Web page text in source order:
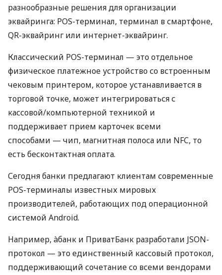
разнообразные решения для организации
эквайринга: POS-терминал, терминал в смартфоне,
QR-эквайринг или интернет-эквайринг.
Классический POS-терминал — это отдельное
физическое платежное устройство со встроенным
чековым принтером, которое устанавливается в
торговой точке, может интегрироваться с
кассовой/компьютерной техникой и
поддерживает прием карточек всеми
способами — чип, магнитная полоса или NFC, то
есть бесконтактная оплата.
Сегодня банки предлагают клиентам современные
POS-терминалы известных мировых
производителей, работающих под операционной
системой Android.
Например, àбанк и ПриватБанк разработали JSON-
протокол — это единственный кассовый протокол,
поддерживающий сочетание со всеми вендорами